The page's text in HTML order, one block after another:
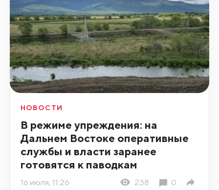
НОВОСТИ
В режиме упреждения: на
Дальнем Востоке оперативные
службы и власти заранее
готовятся к паводкам
16 июля, 11:26 238 0